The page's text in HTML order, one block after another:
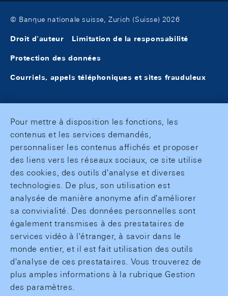
© Banque nationale suisse, Zurich (Suisse) 2026
Droit d'auteur Limitation de la responsabilité
Protection des données
Courriels, appels téléphoniques et sites frauduleux
Pour mettre à disposition les fonctions, les
contenus et les services demandés,
personnaliser les contenus affichés et proposer
des liens vers les réseaux sociaux, ce site utilise
des cookies, des outils d'analyse et diverses
technologies. De plus, son utilisation est
analysée de manière anonyme afin d'améliorer
sa convivialité. Des données personnelles sont
également transmises à des prestataires de
services vidéo à l'étranger, à savoir dans le
monde entier, et il est fait utilisation des outils
d'analyse de ces prestataires. Vous trouverez de
plus amples informations à la rubrique Gestion
des paramètres.